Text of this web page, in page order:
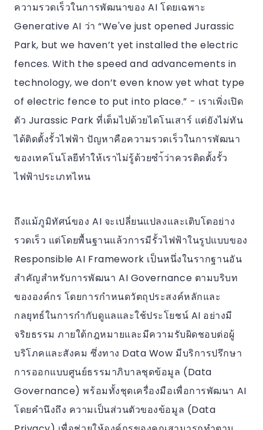
ความรวดเร็วในการพัฒนาของ AI โดยเฉพาะ
Generative AI ว่า “We've just opened Jurassic
Park, but we haven’t yet installed the electric
fences. With the speed and advancements in
technology, we don’t even know yet what type
of electric fence to put into place.” - เราเพิ่งเปิด
ตัว Jurassic Park ที่เต็มไปด้วยไดโนเสาร์ แต่ยังไม่ทัน
ได้ติดตั้งรั้วไฟฟ้า ปัญหาคือความรวดเร็วในการพัฒนา
ของเทคโนโลยีทำให้เราไม่รู้ด้วยซำ้ว่าควรติดตั้งรั้ว
ไฟฟ้าประเภทไหน
ถึงแม้ภูมิทัศน์ของ AI จะเปลี่ยนแปลงและเติบโตอย่าง
รวดเร็ว แต่โดยพื้นฐานแล้วการมีรั้วไฟฟ้าในรูปแบบของ
Responsible AI Framework เป็นหนึ่งในรากฐานอัน
สำคัญสำหรับการพัฒนา AI Governance ตามบริบท
ขององค์กร โดยการกำหนดวัตถุประสงค์หลักและ
กลยุทธ์ในการกำกับดูแลและใช้ประโยชน์ AI อย่างมี
จริยธรรม ภายใต้กฎหมายและมีความรับผิดชอบต่อผู้
บริโภคและสังคม ซึ่งทาง Data Wow มีบริการปรึกษา
การออกแบบศูนย์ธรรมาภิบาลชุดข้อมูล (Data
Governance) พร้อมทั้งชุดเครื่องมือเพื่อการพัฒนา AI
โดยคำนึงถึง ความเป็นส่วนตัวของข้อมูล (Data